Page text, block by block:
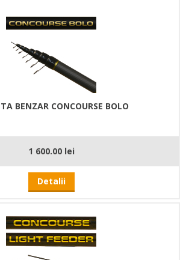
BENZAR CONCOURSE BOLO
1 600.00 lei
Detalii